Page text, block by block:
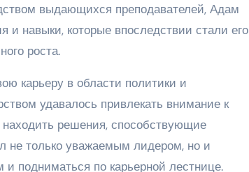
выдающихся преподавателей, Адам
и навыки, которые впоследствии стали его
роста.
карьеру в области политики и
удавалось привлекать внимание к
решения, способствующие
не только уважаемым лидером, но и
подниматься по карьерной лестнице.